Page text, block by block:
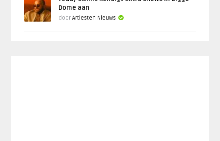
Dome aan
doorArtiesten Nieuws